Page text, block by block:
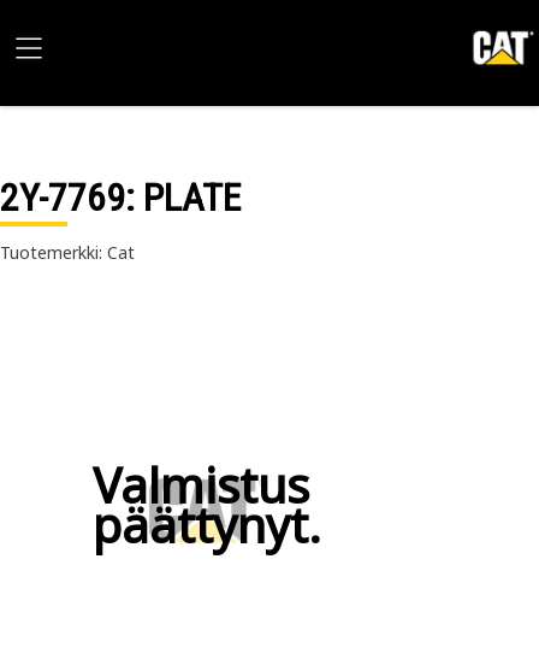
2Y-7769: PLATE
Tuotemerkki: Cat
Valmistus
päättynyt.